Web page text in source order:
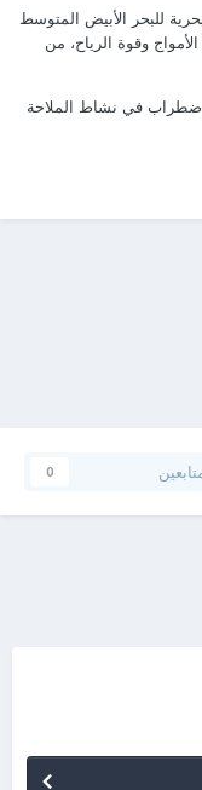
للبحر الأبيض المتوسط
وقوة الرياح، من
اضطراب في نشاط الملاحة
0